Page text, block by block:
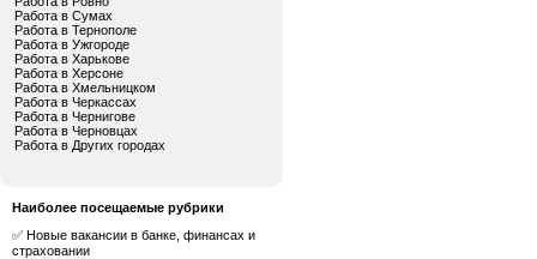
Работа в Сумах
Работа в Тернополе
Работа в Ужгороде
Работа в Харькове
Работа в Херсоне
Работа в Хмельницком
Работа в Черкассах
Работа в Чернигове
Работа в Черновцах
Работа в Других городах
Наиболее посещаемые рубрики
✅ Новые вакансии в банке, финансах и
страховании